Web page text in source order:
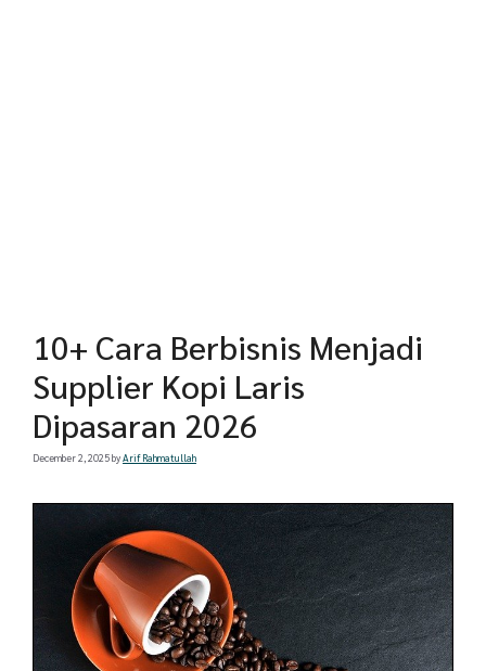
10+ Cara Berbisnis Menjadi
Supplier Kopi Laris
Dipasaran 2026
December 2, 2025byArif Rahmatullah